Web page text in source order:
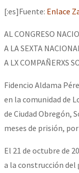
Dia 3 do Encontro
Dia 2 do Encontro
Dia 1: Encontro
[:es]Fuente: Enlace
AL CONGRESO
A LA SEXTA
A LX COMPAÑERXS
Fidencio Aldama
en la comunidad de
de Ciudad Obregón,
meses de prisión,
El 21 de octubre de
a la construcción del